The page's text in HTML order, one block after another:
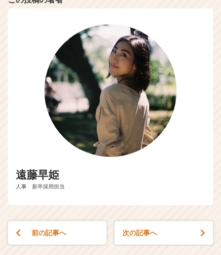
遠藤早姫
人事 新卒採用担当
前の記事へ 次の記事へ